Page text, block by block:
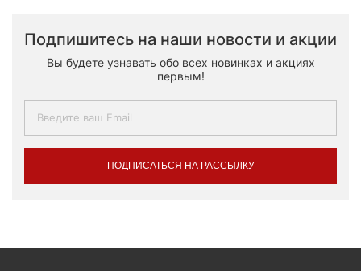
Подпишитесь на наши новости и акции
Вы будете узнавать обо всех новинках и акциях
первым!
ПОДПИСАТЬСЯ НА РАССЫЛКУ